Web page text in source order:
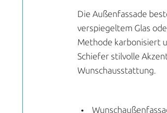
Die Außenfassade
verspiegeltem Glas
Methode karbonisiert
Schiefer stilvolle
Wunschausstattung.